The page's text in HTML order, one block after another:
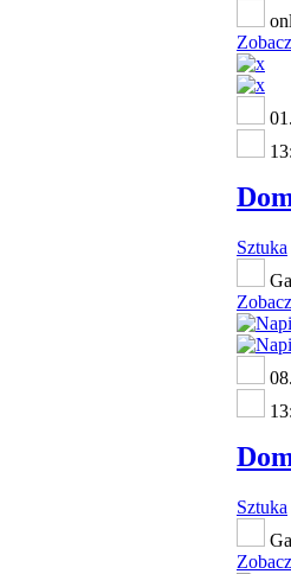
Sztuka
Sztuka